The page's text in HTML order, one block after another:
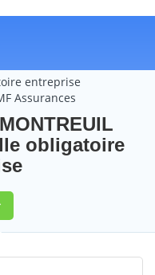
entreprise
Assurances
obligatoire